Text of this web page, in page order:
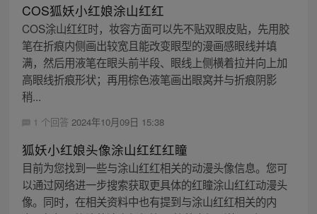
COS狐妖小红娘涂山红红
COS涂山红红时，妆容方面可以先不贴双眼皮贴，先用胶
笔在折痕内侧画出较宽且能改变眼型的漫画感眼线并填
满，然后用液笔在眼头前半段、眼线上侧横着拉并向上加
高眼线折痕形状；再用棕色液笔画出眼窝并与折痕阴影
稍...
1 个回答 2024年10月09日 15:38
狐妖小红娘头像涂山红红红瞳
目前为您找到一些与涂山红红相关的动漫头像信息。您可
以通过网络进一步搜索获取更具体的红瞳涂山红红动漫头
像。同时，在相关资料中也有提到与涂山红红相关的内